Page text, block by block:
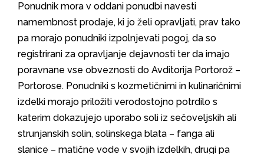
Ponudnik mora v oddani ponudbi navesti
namembnost prodaje, ki jo želi opravljati, prav tako
pa morajo ponudniki izpolnjevati pogoj, da so
registrirani za opravljanje dejavnosti ter da imajo
poravnane vse obveznosti do Avditorija Portorož –
Portorose. Ponudniki s kozmetičnimi in kulinaričnimi
izdelki morajo priložiti verodostojno potrdilo s
katerim dokazujejo uporabo soli iz sečoveljskih ali
strunjanskih solin, solinskega blata – fanga ali
slanice – matične vode v svojih izdelkih, drugi pa